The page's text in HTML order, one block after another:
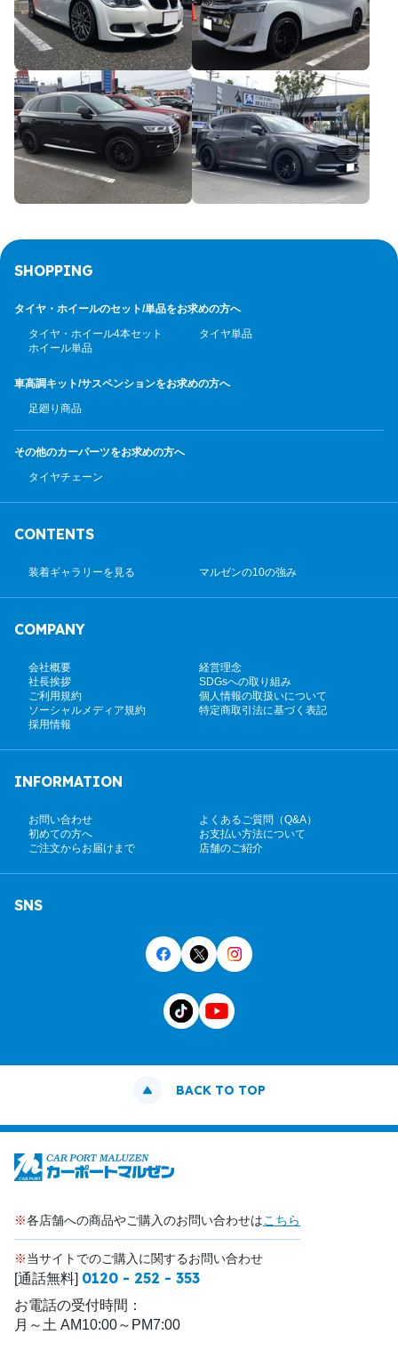
SHOPPING
タイヤ・ホイールのセット/単品をお求めの方へ
タイヤ・ホイール4本セット
タイヤ単品
ホイール単品
車高調キット/サスペンションをお求めの方へ
足廻り商品
その他のカーパーツをお求めの方へ
タイヤチェーン
CONTENTS
装着ギャラリーを見る マルゼンの10の強み
COMPANY
会社概要
経営理念
社長挨拶
SDGsへの取り組み
ご利用規約
個人情報の取扱いについて
ソーシャルメディア規約
特定商取引法に基づく表記
採用情報
INFORMATION
お問い合わせ
よくあるご質問（Q&A）
初めての方へ
お支払い方法について
ご注文からお届けまで
店舗のご紹介
SNS
BACK TO TOP
※各店舗への商品やご購入のお問い合わせはこちら
※当サイトでのご購入に関するお問い合わせ
[通話無料] 0120 - 252 - 353
お電話の受付時間：
月～土 AM10:00～PM7:00